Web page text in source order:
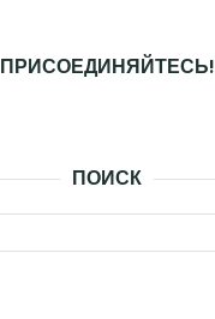
ПРИСОЕДИНЯЙТЕСЬ!
ПОИСК